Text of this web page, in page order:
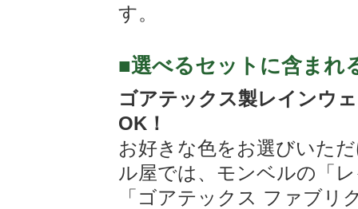
す。
■選べるセットに含まれ
ゴアテックス製レインウ
OK！
お好きな色をお選びいた
ル屋では、モンベルの「
「ゴアテックス ファブリ